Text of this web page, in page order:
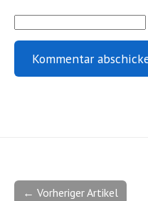
← Vorheriger Artikel